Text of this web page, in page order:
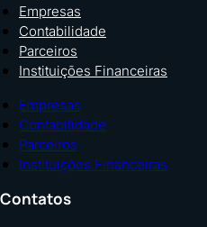
Empresas
Contabilidade
Parceiros
Instituições Financeiras
Empresas
Contabilidade
Parceiros
Instituições Financeiras
Contatos